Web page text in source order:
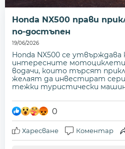
Honda NX500 прави
по-достъпен
19/06/2026
Honda NX500 се
интересните мотоциклети
водачи, които търсят
желаят да инвестират
тежки туристически
0
Харесване Коментар